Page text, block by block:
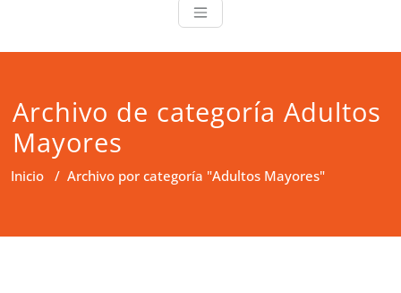
Archivo de categoría Adultos
Mayores
Inicio / Archivo por categoría "Adultos Mayores"